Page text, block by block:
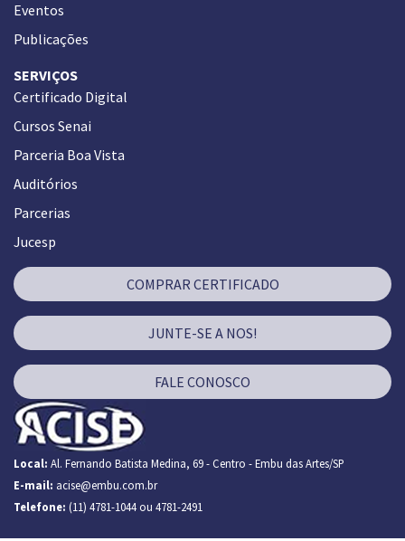
Eventos
Publicações
SERVIÇOS
Certificado Digital
Cursos Senai
Parceria Boa Vista
Auditórios
Parcerias
Jucesp
COMPRAR CERTIFICADO
JUNTE-SE A NOS!
FALE CONOSCO
Local: Al. Fernando Batista Medina, 69 - Centro - Embu das Artes/SP
E-mail: acise@embu.com.br
Telefone: (11) 4781-1044 ou 4781-2491